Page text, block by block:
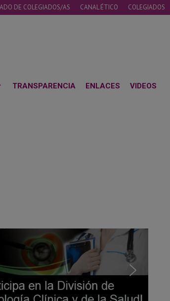
DE COLEGIADOS/AS CANAL ÉTICO COLEGIADOS
TRANSPARENCIA ENLACES VIDEOS